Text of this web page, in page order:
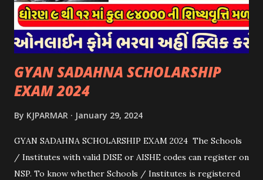
માટેની સહાયનો આ યોજનામાં સમાવેશ થશે નહીં. એક જ રજીસ્ટ્રેશન
ધરાવતી મૂળ સં...
GYAN SADAHNA SCHOLARSHIP
EXAM 2024
By KJPARMAR January 29, 2024
GYAN SADAHNA SCHOLARSHIP EXAM 2024 The Schools
/ Institutes with valid DISE or AISHE codes can register on
NSP. To know whether Schools / Institutes is registered